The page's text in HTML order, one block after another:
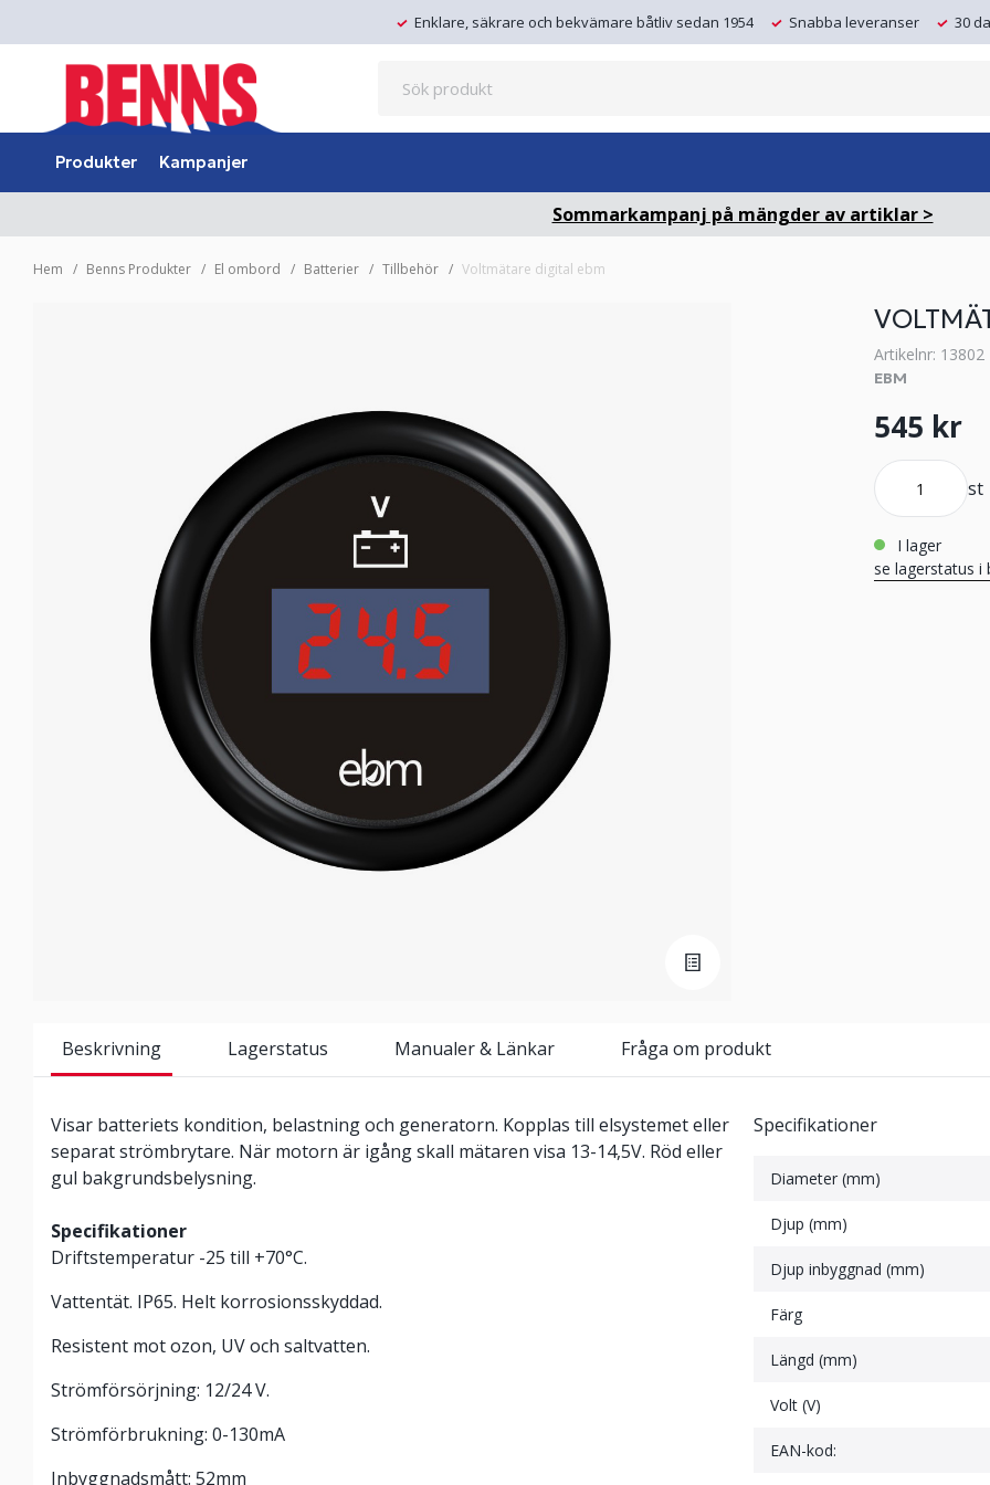
Enklare, säkrare och bekvämare båtliv sedan 1954 Snabba leveranser 30
Produkter Kampanjer
Sommarkampanj på mängder av artiklar >
Hem Benns Produkter El ombord Batterier Tillbehör Voltmätare digital ebm
Artikelnr: 13802
EBM
545 kr
st
i lager
se lagerstatus i
Beskrivning Lagerstatus Manualer & Länkar Fråga om produkt
Visar batteriets kondition, belastning och generatorn. Kopplas till elsystemet eller
separat strömbrytare. När motorn är igång skall mätaren visa 13-14,5V. Röd eller
gul bakgrundsbelysning.
Specifikationer
Driftstemperatur -25 till +70°C.
Vattentät. IP65. Helt korrosionsskyddad.
Resistent mot ozon, UV och saltvatten.
Strömförsörjning: 12/24 V.
Strömförbrukning: 0-130mA
Inbyggnadsmått: 52mm
Specifikationer
Diameter (mm)
Djup (mm)
Djup inbyggnad (mm)
Färg
Längd (mm)
Volt (V)
EAN-kod: